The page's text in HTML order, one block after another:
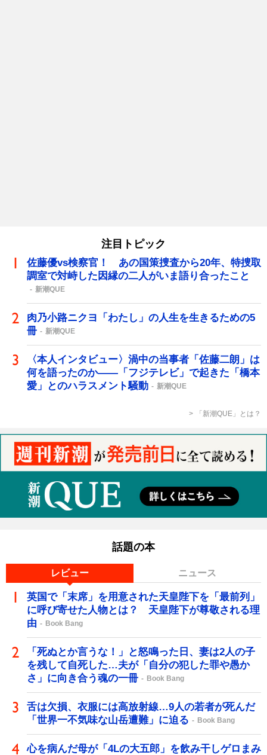
注目トピック
佐藤優vs検察官！ あの国策捜査から20年、特捜取
調室で対峙した因縁の二人がいま語り合ったこと
新潮QUE
肉乃小路ニクヨ「わたし」の人生を生きるための5
冊
新潮QUE
〈本人インタビュー〉渦中の当事者「佐藤二朗」は
何を語ったのか――「フジテレビ」で起きた「橋本
愛」とのハラスメント騒動
新潮QUE
「新潮QUE」とは？
話題の本
レビュー ニュース
英国で「末席」を用意された天皇陛下を「最前列」
に呼び寄せた人物とは？ 天皇陛下が尊敬される理
由
Book Bang
「死ぬとか言うな！」と怒鳴った日、妻は2人の子
を残して自死した…夫が「自分の犯した罪や愚か
さ」に向き合う魂の一冊
Book Bang
舌は欠損、衣服には高放射線…9人の若者が死んだ
「世界一不気味な山岳遭難」に迫る
Book Bang
心を病んだ母が「4Lの大五郎」を飲み干しゲロまみ